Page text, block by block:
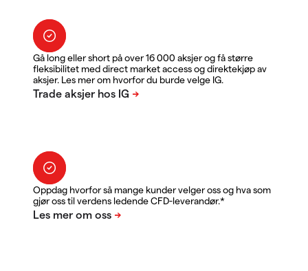
Gå long eller short på over 16 000 aksjer og få større
fleksibilitet med direct market access og direktekjøp av
aksjer. Les mer om hvorfor du burde velge IG.
Oppdag hvorfor så mange kunder velger oss og hva som
gjør oss til verdens ledende CFD-leverandør.*